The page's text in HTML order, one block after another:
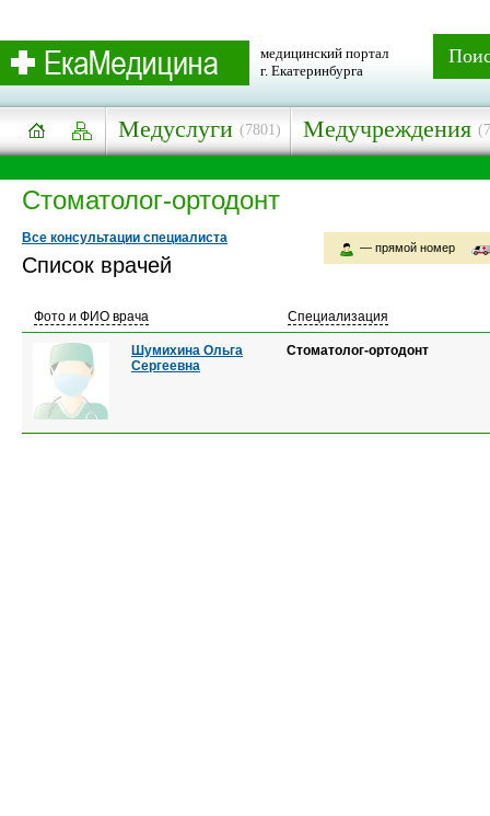
медицинский портал
г. Екатеринбурга
Медуслуги (7801) Медучреждения
Стоматолог-ортодонт
— прямой номер
Все консультации специалиста
Список врачей
Фото и ФИО врача Специализация
Шумихина Ольга
Сергеевна
Стоматолог-ортодонт